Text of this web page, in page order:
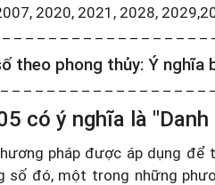
2020, 2021, 2028,
theo phong thủy: Ý nghĩa
có ý nghĩa là
pháp được áp dụng
số đó, một trong những